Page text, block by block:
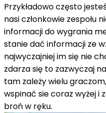
Przykładowo często
nasi członkowie zespołu
informacji do wygrania
stanie dać informacji ze
najwyczajniej im się nie
zdarza się to zazwyczaj
tam zależy wielu
wspinać sie coraz wyżej i
broń w ręku.